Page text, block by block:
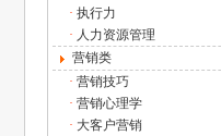
· 执行力
· 人力资源管理
营销类
· 营销技巧
· 营销心理学
· 大客户营销